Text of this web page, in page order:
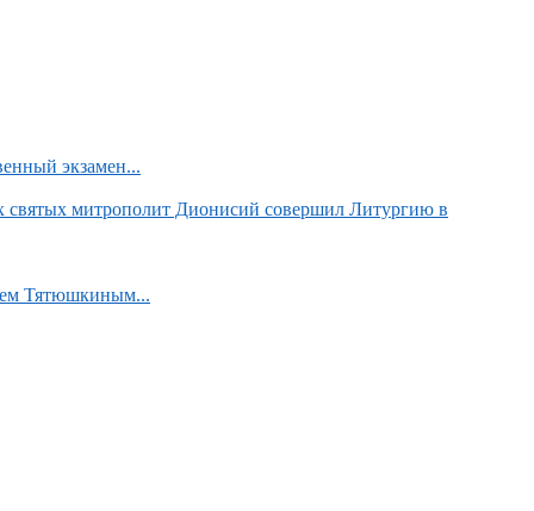
экзамен...
святых митрополит Дионисий совершил Литургию в
Тятюшкиным...